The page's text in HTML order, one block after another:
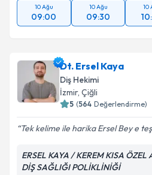
10 Ağu
09:00
10 Ağu
09:30
10
Dt. Ersel Kaya
Diş Hekimi
İzmir, Çiğli
5 (564 Değerlendirme)
Tek kelime ile harika Ersel Bey e
ERSEL KAYA / KEREM KISA ÖZEL
DİŞ SAĞLIĞI POLİKLİNİĞİ